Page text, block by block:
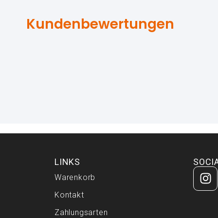
Kundenbewertungen
LINKS
Warenkorb
Kontakt
Zahlungsarten